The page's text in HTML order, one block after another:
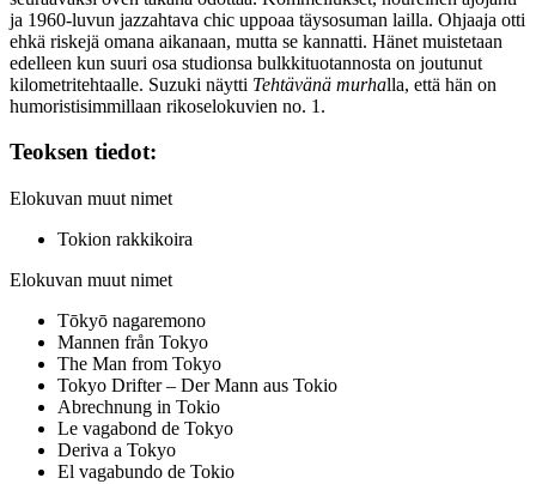
ja 1960‑luvun jazzahtava chic uppoaa täysosuman lailla. Ohjaaja otti
ehkä riskejä omana aikanaan, mutta se kannatti. Hänet muistetaan
edelleen kun suuri osa studionsa bulkkituotannosta on joutunut
kilometritehtaalle. Suzuki näytti Tehtävänä murhalla, että hän on
humoristisimmillaan rikoselokuvien no. 1.
Teoksen tiedot:
Elokuvan muut nimet
Tokion rakkikoira
Elokuvan muut nimet
Tōkyō nagaremono
Mannen från Tokyo
The Man from Tokyo
Tokyo Drifter – Der Mann aus Tokio
Abrechnung in Tokio
Le vagabond de Tokyo
Deriva a Tokyo
El vagabundo de Tokio